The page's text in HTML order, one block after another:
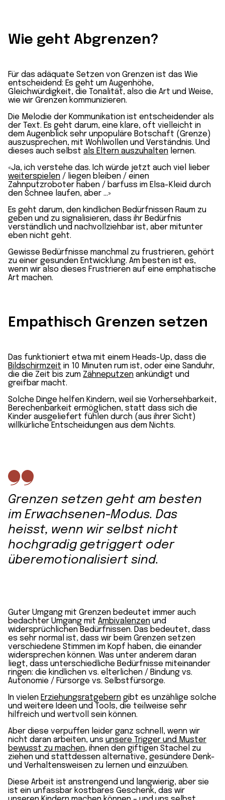
Wie geht Abgrenzen?
Für das adäquate Setzen von Grenzen ist das Wie
entscheidend: Es geht um Augenhöhe,
Gleichwürdigkeit, die Tonalität, also die Art und Weise,
wie wir Grenzen kommunizieren.
Die Melodie der Kommunikation ist entscheidender als
der Text. Es geht darum, eine klare, oft vielleicht in
dem Augenblick sehr unpopuläre Botschaft (Grenze)
auszusprechen, mit Wohlwollen und Verständnis. Und
dieses auch selbst als Eltern auszuhalten lernen.
«Ja, ich verstehe das. Ich würde jetzt auch viel lieber
weiterspielen / liegen bleiben / einen
Zahnputzroboter haben / barfuss im Elsa-Kleid durch
den Schnee laufen, aber …»
Es geht darum, den kindlichen Bedürfnissen Raum zu
geben und zu signalisieren, dass ihr Bedürfnis
verständlich und nachvollziehbar ist, aber mitunter
eben nicht geht.
Gewisse Bedürfnisse manchmal zu frustrieren, gehört
zu einer gesunden Entwicklung. Am besten ist es,
wenn wir also dieses Frustrieren auf eine emphatische
Art machen.
Empathisch Grenzen setzen
Das funktioniert etwa mit einem Heads-Up, dass die
Bildschirmzeit in 10 Minuten rum ist, oder eine Sanduhr,
die die Zeit bis zum Zähneputzen ankündigt und
greifbar macht.
Solche Dinge helfen Kindern, weil sie Vorhersehbarkeit,
Berechenbarkeit ermöglichen, statt dass sich die
Kinder ausgeliefert fühlen durch (aus ihrer Sicht)
willkürliche Entscheidungen aus dem Nichts.
Grenzen setzen geht am besten
im Erwachsenen-Modus. Das
heisst, wenn wir selbst nicht
hochgradig getriggert oder
überemotionalisiert sind.
Guter Umgang mit Grenzen bedeutet immer auch
bedachter Umgang mit Ambivalenzen und
widersprüchlichen Bedürfnissen. Das bedeutet, dass
es sehr normal ist, dass wir beim Grenzen setzen
verschiedene Stimmen im Kopf haben, die einander
widersprechen können. Was unter anderem daran
liegt, dass unterschiedliche Bedürfnisse miteinander
ringen: die kindlichen vs. elterlichen / Bindung vs.
Autonomie / Fürsorge vs. Selbstfürsorge.
In vielen Erziehungsratgebern gibt es unzählige solche
und weitere Ideen und Tools, die teilweise sehr
hilfreich und wertvoll sein können.
Aber diese verpuffen leider ganz schnell, wenn wir
nicht daran arbeiten, uns unsere Trigger und Muster
bewusst zu machen, ihnen den giftigen Stachel zu
ziehen und stattdessen alternative, gesündere Denk-
und Verhaltensweisen zu lernen und einzuüben.
Diese Arbeit ist anstrengend und langwierig, aber sie
ist ein unfassbar kostbares Geschenk, das wir